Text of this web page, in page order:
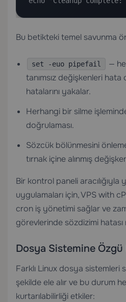
Bu betikteki temel savunma
set -euo pipefail
—
tanımsız değişkenleri hata
hatalarını yakalar.
Herhangi bir silme
doğrulaması.
Sözcük bölünmesini
tırnak içine alınmış
Bir kontrol paneli aracılığıyla
uygulamaları için,VPS with
cron iş yönetimi sağlar ve
görevlerinde sözdizimi hatası
Dosya Sistemine
Farklı Linux dosya sistemleri
şekilde ele alır ve bu durum
kurtarılabilirliği etkiler: